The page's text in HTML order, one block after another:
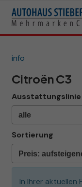
info
Citroën C3
Ausstattungslinie
Sortierung
In Ihrer aktuellen